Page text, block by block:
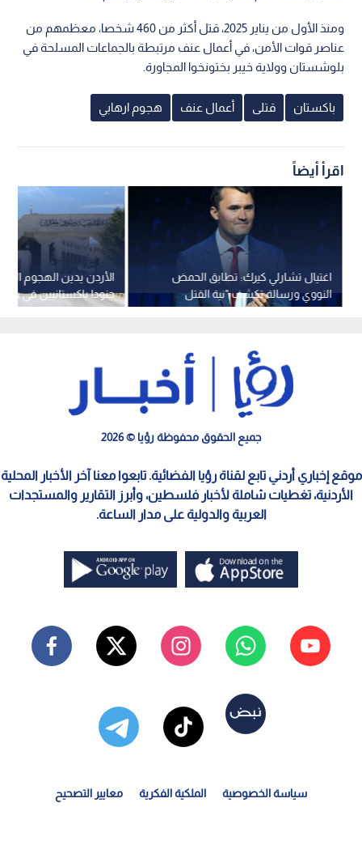
ومنذ الأول من يناير 2025، قتل أكثر من 460 شخصا، معظمهم من
عناصر قوات الأمن، في أعمال عنف مرتبطة بالجماعات المسلحة في
بلوشستان وولاية خيبر بختونخوا المجاورة.
باكستان قتلى أعمال عنف هجوم ارهابي
اقرأ أيضاً
الأردن يدين الهجوم
جنودا باكستانيين في
جمهورية باكستان
اغتيال تشارلي كيرك: تطابق الحمض
النووي ورسالة تكشف "نية القتل
المسبقة"
جميع الحقوق محفوظة رؤيا © 2026
موقع إخباري أردني تابع لقناة رؤيا الفضائية. تابعوا معنا آخر الأخبار المحلية
الأردنية، تغطيات شاملة لأخبار فلسطين، وأبرز التقارير والمستجدات
العربية والدولية على مدار الساعة.
سياسة الخصوصية الملكية الفكرية معايير التصحيح